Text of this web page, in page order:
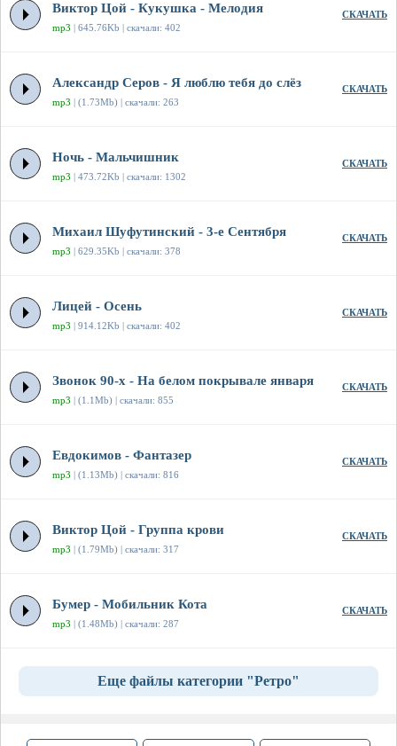
Виктор Цой - Кукушка - Мелодия
mp3 | 645.76Kb | скачали: 402
СКАЧАТЬ
Александр Серов - Я люблю тебя до слёз
mp3 | (1.73Mb) | скачали: 263
СКАЧАТЬ
Ночь - Мальчишник
mp3 | 473.72Kb | скачали: 1302
СКАЧАТЬ
Михаил Шуфутинский - 3-е Сентября
mp3 | 629.35Kb | скачали: 378
СКАЧАТЬ
Лицей - Осень
mp3 | 914.12Kb | скачали: 402
СКАЧАТЬ
Звонок 90-х - На белом покрывале января
mp3 | (1.1Mb) | скачали: 855
СКАЧАТЬ
Евдокимов - Фантазер
mp3 | (1.13Mb) | скачали: 816
СКАЧАТЬ
Виктор Цой - Группа крови
mp3 | (1.79Mb) | скачали: 317
СКАЧАТЬ
Бумер - Мобильник Кота
mp3 | (1.48Mb) | скачали: 287
СКАЧАТЬ
Еще файлы категории "Ретро"